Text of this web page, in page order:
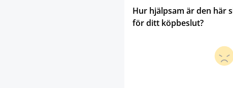
Hur hjälpsam är den här
för ditt köpbeslut?